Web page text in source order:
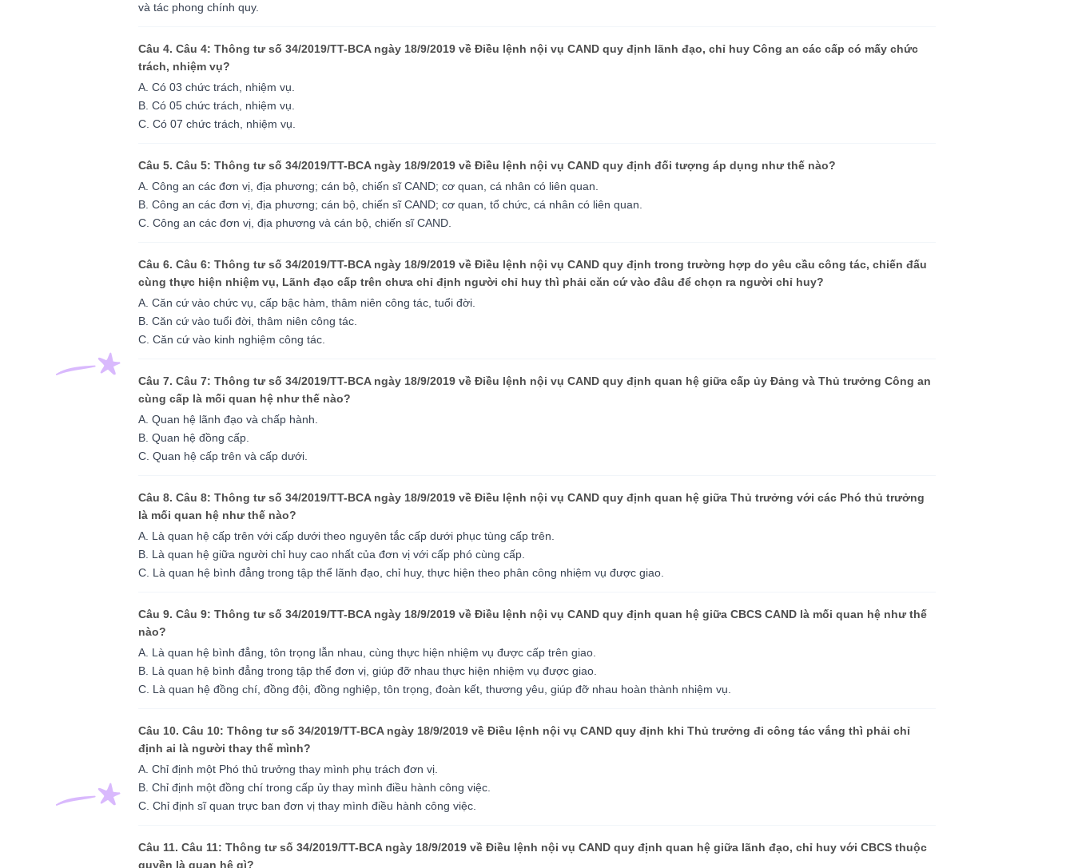
và tác phong chính quy.
Câu 4. Câu 4: Thông tư số 34/2019/TT-BCA ngày 18/9/2019 về Điều lệnh nội vụ CAND quy định lãnh đạo, chỉ huy Công an các cấp có mấy chức
trách, nhiệm vụ?
A. Có 03 chức trách, nhiệm vụ.
B. Có 05 chức trách, nhiệm vụ.
C. Có 07 chức trách, nhiệm vụ.
Câu 5. Câu 5: Thông tư số 34/2019/TT-BCA ngày 18/9/2019 về Điều lệnh nội vụ CAND quy định đối tượng áp dụng như thế nào?
A. Công an các đơn vị, địa phương; cán bộ, chiến sĩ CAND; cơ quan, cá nhân có liên quan.
B. Công an các đơn vị, địa phương; cán bộ, chiến sĩ CAND; cơ quan, tổ chức, cá nhân có liên quan.
C. Công an các đơn vị, địa phương và cán bộ, chiến sĩ CAND.
Câu 6. Câu 6: Thông tư số 34/2019/TT-BCA ngày 18/9/2019 về Điều lệnh nội vụ CAND quy định trong trường hợp do yêu cầu công tác, chiến đấu
cùng thực hiện nhiệm vụ, Lãnh đạo cấp trên chưa chỉ định người chỉ huy thì phải căn cứ vào đâu để chọn ra người chỉ huy?
A. Căn cứ vào chức vụ, cấp bậc hàm, thâm niên công tác, tuổi đời.
B. Căn cứ vào tuổi đời, thâm niên công tác.
C. Căn cứ vào kinh nghiệm công tác.
Câu 7. Câu 7: Thông tư số 34/2019/TT-BCA ngày 18/9/2019 về Điều lệnh nội vụ CAND quy định quan hệ giữa cấp ủy Đảng và Thủ trưởng Công an
cùng cấp là mối quan hệ như thế nào?
A. Quan hệ lãnh đạo và chấp hành.
B. Quan hệ đồng cấp.
C. Quan hệ cấp trên và cấp dưới.
Câu 8. Câu 8: Thông tư số 34/2019/TT-BCA ngày 18/9/2019 về Điều lệnh nội vụ CAND quy định quan hệ giữa Thủ trưởng với các Phó thủ trưởng
là mối quan hệ như thế nào?
A. Là quan hệ cấp trên với cấp dưới theo nguyên tắc cấp dưới phục tùng cấp trên.
B. Là quan hệ giữa người chỉ huy cao nhất của đơn vị với cấp phó cùng cấp.
C. Là quan hệ bình đẳng trong tập thể lãnh đạo, chỉ huy, thực hiện theo phân công nhiệm vụ được giao.
Câu 9. Câu 9: Thông tư số 34/2019/TT-BCA ngày 18/9/2019 về Điều lệnh nội vụ CAND quy định quan hệ giữa CBCS CAND là mối quan hệ như thế
nào?
A. Là quan hệ bình đẳng, tôn trọng lẫn nhau, cùng thực hiện nhiệm vụ được cấp trên giao.
B. Là quan hệ bình đẳng trong tập thể đơn vị, giúp đỡ nhau thực hiện nhiệm vụ được giao.
C. Là quan hệ đồng chí, đồng đội, đồng nghiệp, tôn trọng, đoàn kết, thương yêu, giúp đỡ nhau hoàn thành nhiệm vụ.
Câu 10. Câu 10: Thông tư số 34/2019/TT-BCA ngày 18/9/2019 về Điều lệnh nội vụ CAND quy định khi Thủ trưởng đi công tác vắng thì phải chỉ
định ai là người thay thế mình?
A. Chỉ định một Phó thủ trưởng thay mình phụ trách đơn vị.
B. Chỉ định một đồng chí trong cấp ủy thay mình điều hành công việc.
C. Chỉ định sĩ quan trực ban đơn vị thay mình điều hành công việc.
Câu 11. Câu 11: Thông tư số 34/2019/TT-BCA ngày 18/9/2019 về Điều lệnh nội vụ CAND quy định quan hệ giữa lãnh đạo, chỉ huy với CBCS thuộc
quyền là quan hệ gì?